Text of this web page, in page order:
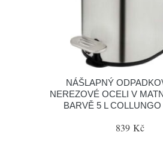
NÁŠLAPNÝ
NEREZOVÉ OCELI V
BARVĚ 5 L
839 Kč